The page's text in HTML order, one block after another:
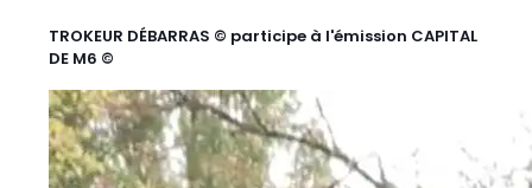
TROKEUR DÉBARRAS © participe à l'émission CAPITAL
DE M6 ©